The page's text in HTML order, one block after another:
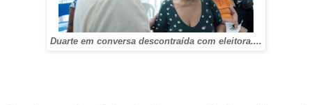
Duarte em conversa descontraída com eleitora....